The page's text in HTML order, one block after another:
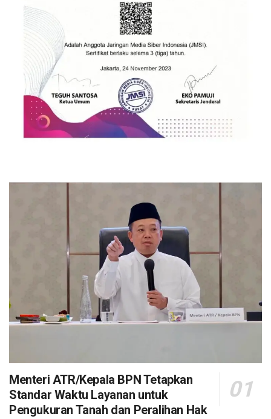
Menteri ATR/Kepala BPN Tetapkan
Standar Waktu Layanan untuk
Pengukuran Tanah dan Peralihan Hak